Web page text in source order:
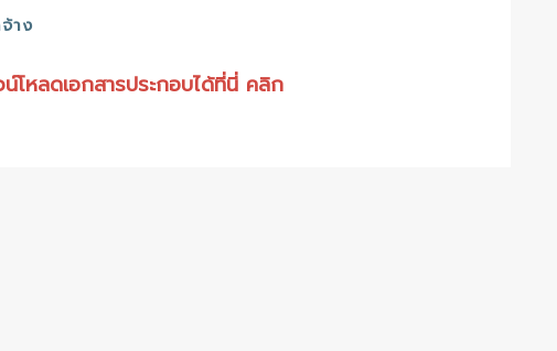
าง
น์โหลดเอกสารประกอบได้ที่นี่ คลิก